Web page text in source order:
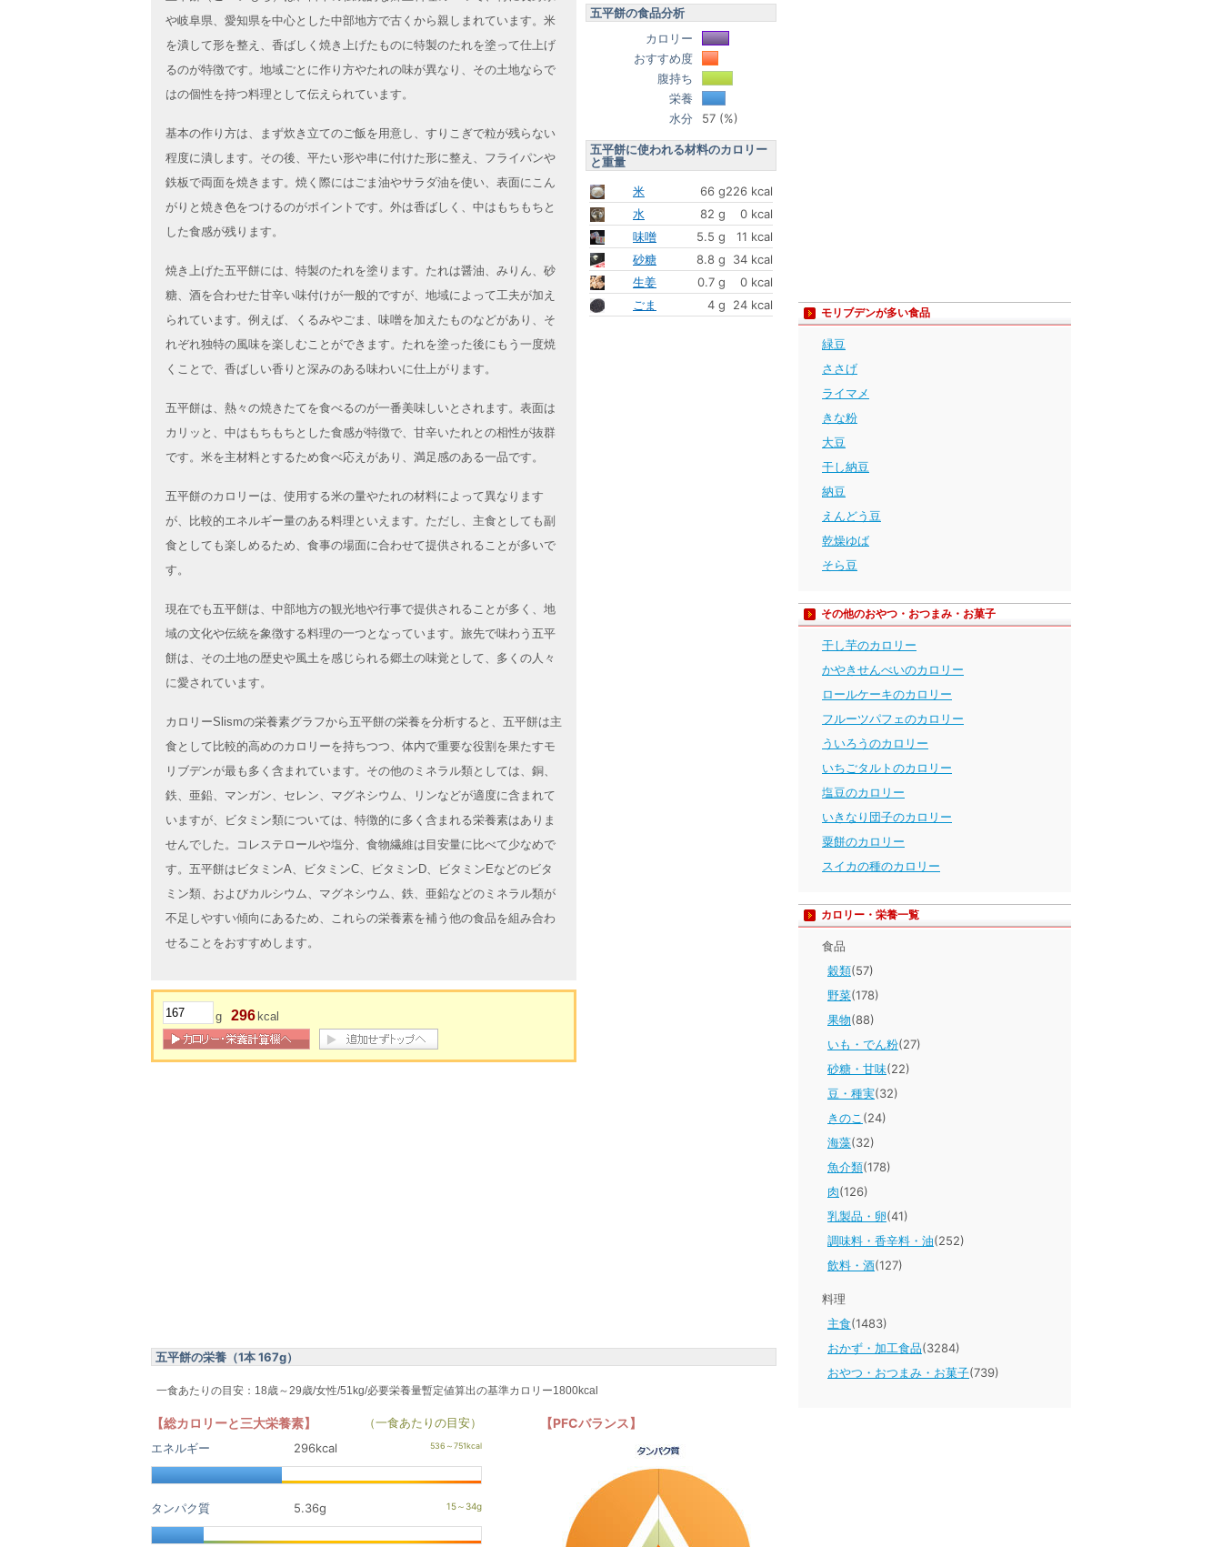
や岐阜県、愛知県を中心とした中部地方で古くから親しまれています。米
を潰して形を整え、香ばしく焼き上げたものに特製のたれを塗って仕上げ
るのが特徴です。地域ごとに作り方やたれの味が異なり、その土地ならで
はの個性を持つ料理として伝えられています。
基本の作り方は、まず炊き立てのご飯を用意し、すりこぎで粒が残らない
程度に潰します。その後、平たい形や串に付けた形に整え、フライパンや
鉄板で両面を焼きます。焼く際にはごま油やサラダ油を使い、表面にこん
がりと焼き色をつけるのがポイントです。外は香ばしく、中はもちもちと
した食感が残ります。
焼き上げた五平餅には、特製のたれを塗ります。たれは醤油、みりん、砂
糖、酒を合わせた甘辛い味付けが一般的ですが、地域によって工夫が加え
られています。例えば、くるみやごま、味噌を加えたものなどがあり、そ
れぞれ独特の風味を楽しむことができます。たれを塗った後にもう一度焼
くことで、香ばしい香りと深みのある味わいに仕上がります。
五平餅は、熱々の焼きたてを食べるのが一番美味しいとされます。表面は
カリッと、中はもちもちとした食感が特徴で、甘辛いたれとの相性が抜群
です。米を主材料とするため食べ応えがあり、満足感のある一品です。
五平餅のカロリーは、使用する米の量やたれの材料によって異なります
が、比較的エネルギー量のある料理といえます。ただし、主食としても副
食としても楽しめるため、食事の場面に合わせて提供されることが多いで
す。
現在でも五平餅は、中部地方の観光地や行事で提供されることが多く、地
域の文化や伝統を象徴する料理の一つとなっています。旅先で味わう五平
餅は、その土地の歴史や風土を感じられる郷土の味覚として、多くの人々
に愛されています。
カロリーSlismの栄養素グラフから五平餅の栄養を分析すると、五平餅は主
食として比較的高めのカロリーを持ちつつ、体内で重要な役割を果たすモ
リブデンが最も多く含まれています。その他のミネラル類としては、銅、
鉄、亜鉛、マンガン、セレン、マグネシウム、リンなどが適度に含まれて
いますが、ビタミン類については、特徴的に多く含まれる栄養素はありま
せんでした。コレステロールや塩分、食物繊維は目安量に比べて少なめで
す。五平餅はビタミンA、ビタミンC、ビタミンD、ビタミンEなどのビタ
ミン類、およびカルシウム、マグネシウム、鉄、亜鉛などのミネラル類が
不足しやすい傾向にあるため、これらの栄養素を補う他の食品を組み合わ
せることをおすすめします。
g 296 kcal
五平餅の食品分析
カロリー
おすすめ度
腹持ち
栄養
水分
57 (%)
五平餅に使われる材料のカロリー
と重量
米
66 g226 kcal
水
82 g
0 kcal
味噌
5.5 g
11 kcal
砂糖
8.8 g
34 kcal
生姜
0.7 g
0 kcal
ごま
4 g 24 kcal
五平餅の栄養（1本 167g）
一食あたりの目安：18歳～29歳/女性/51kg/必要栄養量暫定値算出の基準カロリー1800kcal
【総カロリーと三大栄養素】
（一食あたりの目安）
エネルギー
296kcal
タンパク質 5.36g
【PFCバランス】
モリブデンが多い食品
緑豆
ささげ
ライマメ
きな粉
大豆
干し納豆
納豆
えんどう豆
乾燥ゆば
そら豆
その他のおやつ・おつまみ・お菓子
干し芋のカロリー
かやきせんべいのカロリー
ロールケーキのカロリー
フルーツパフェのカロリー
ういろうのカロリー
いちごタルトのカロリー
塩豆のカロリー
いきなり団子のカロリー
粟餅のカロリー
スイカの種のカロリー
カロリー・栄養一覧
食品
穀類(57)
野菜(178)
果物(88)
いも・でん粉(27)
砂糖・甘味(22)
豆・種実(32)
きのこ (24)
海藻(32)
魚介類(178)
肉(126)
乳製品・卵(41)
調味料・香辛料・油(252)
飲料・酒(127)
料理
主食(1483)
おかず・加工食品(3284)
おやつ・おつまみ・お菓子(739)